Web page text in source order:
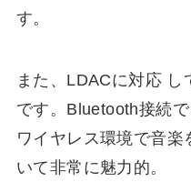
す。
また、LDACに対応 し
です。Bluetooth接続
ワイヤレス環境で音楽
いて非常に魅力的。